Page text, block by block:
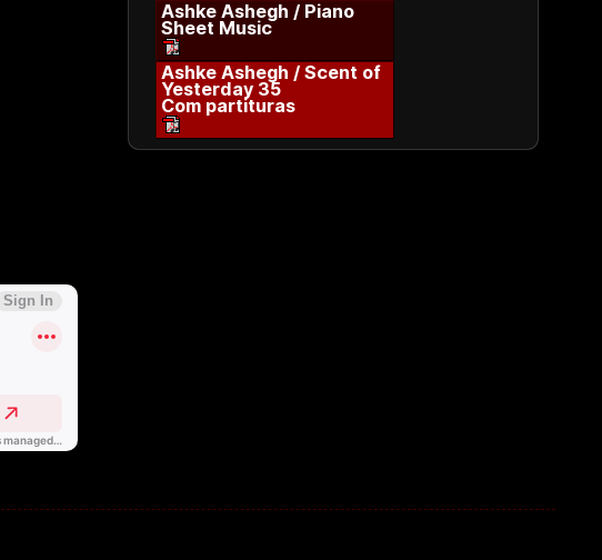
Ashke Ashegh / Piano
Sheet Music
Ashke Ashegh / Scent of
Yesterday 35
Com partituras